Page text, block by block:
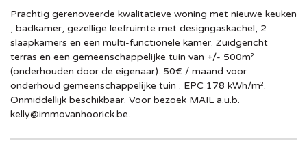
Prachtig gerenoveerde kwalitatieve woning met nieuwe keuken
, badkamer, gezellige leefruimte met designgaskachel, 2
slaapkamers en een multi-functionele kamer. Zuidgericht
terras en een gemeenschappelijke tuin van +/- 500m²
(onderhouden door de eigenaar). 50€ / maand voor
onderhoud gemeenschappelijke tuin . EPC 178 kWh/m².
Onmiddellijk beschikbaar. Voor bezoek MAIL a.u.b.
kelly@immovanhoorick.be.